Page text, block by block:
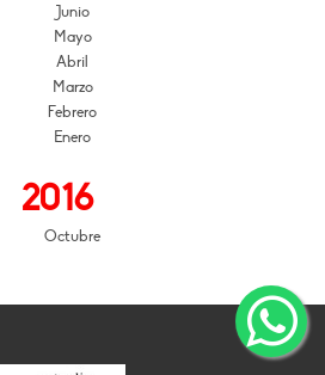
Junio
Mayo
Abril
Marzo
Febrero
Enero
2016
Octubre